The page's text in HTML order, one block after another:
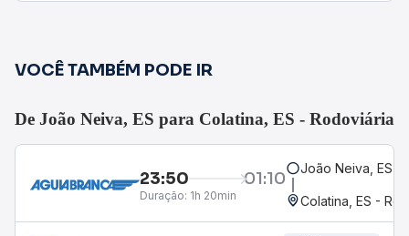
VOCÊ TAMBÉM PODE IR
De João Neiva, ES para Colatina, ES - Rodoviária
23:50 01:10
Duração: 1h 20min
João Neiva, ES
Colatina, ES -